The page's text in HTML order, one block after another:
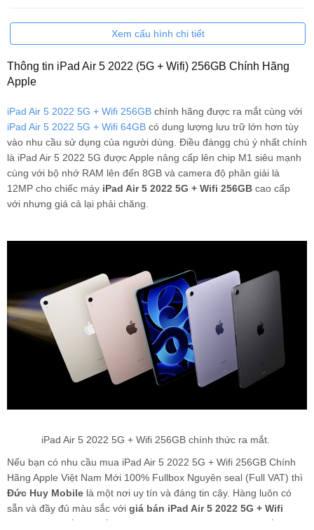
Xem cấu hình chi tiết
Thông tin iPad Air 5 2022 (5G + Wifi) 256GB Chính Hãng
Apple
iPad Air 5 2022 5G + Wifi 256GB chính hãng được ra mắt cùng với
iPad Air 5 2022 5G + Wifi 64GB có dung lượng lưu trữ lớn hơn tùy
vào nhu cầu sử dụng của người dùng. Điều đángg chú ý nhất chính
là iPad Air 5 2022 5G được Apple nâng cấp lên chip M1 siêu mạnh
cùng với bộ nhớ RAM lên đến 8GB và camera độ phân giải là
12MP cho chiếc máy iPad Air 5 2022 5G + Wifi 256GB cao cấp
với nhưng giá cả lại phải chăng.
iPad Air 5 2022 5G + Wifi 256GB chính thức ra mắt.
Nếu bạn có nhu cầu mua iPad Air 5 2022 5G + Wifi 256GB Chính
Hãng Apple Việt Nam Mới 100% Fullbox Nguyên seal (Full VAT) thì
Đức Huy Mobile là một nơi uy tín và đáng tin cậy. Hàng luôn có
sẵn và đầy đủ màu sắc với giá bán iPad Air 5 2022 5G + Wifi
cam kết rẻ nhất thị trường, ưu đãi trả góp 0% lãi suất với